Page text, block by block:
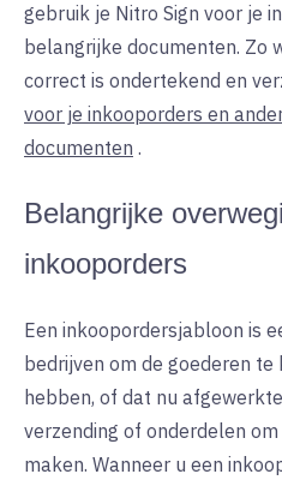
gebruik je Nitro Sign voor je
belangrijke documenten. Zo
correct is ondertekend en
voor je inkooporders en
documenten .
Belangrijke
inkooporders
Een inkoopordersjabloon is
bedrijven om de goederen te
hebben, of dat nu
verzending of onderdelen
maken. Wanneer u een